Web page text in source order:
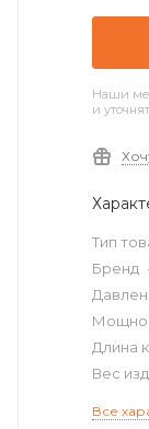
Наши
и
Тип
Бренд
Длина
Вес
Все